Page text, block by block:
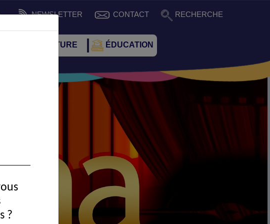
NEWSLETTER CONTACT RECHERCHE
ET CULTURE ÉDUCATION
?